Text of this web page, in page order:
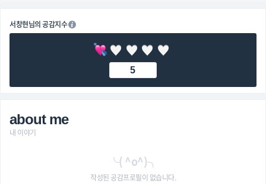
서창현님의 공감지수
5
about me
내 이야기
╰( ^o^)╮
작성된 공감프로필이 없습니다.